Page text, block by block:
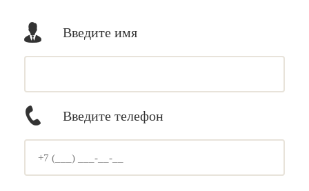
Введите имя
Введите телефон